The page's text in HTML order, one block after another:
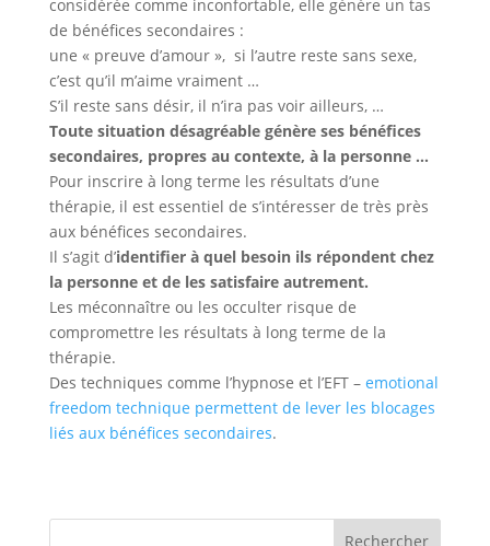
considérée comme inconfortable, elle génère un tas
de bénéfices secondaires :
une « preuve d’amour », si l’autre reste sans sexe,
c’est qu’il m’aime vraiment …
S’il reste sans désir, il n’ira pas voir ailleurs, …
Toute situation désagréable génère ses bénéfices
secondaires, propres au contexte, à la personne …
Pour inscrire à long terme les résultats d’une
thérapie, il est essentiel de s’intéresser de très près
aux bénéfices secondaires.
Il s’agit d’identifier à quel besoin ils répondent chez
la personne et de les satisfaire autrement.
Les méconnaître ou les occulter risque de
compromettre les résultats à long terme de la
thérapie.
Des techniques comme l’hypnose et l’EFT – emotional
freedom technique permettent de lever les blocages
liés aux bénéfices secondaires.